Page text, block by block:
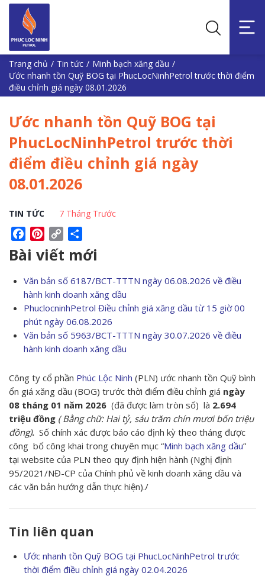
Trang chủ / Tin tức / Minh bạch xăng dầu /
Ước nhanh tồn Quỹ BOG tại PhucLocNinhPetrol trước thời điểm
điều chỉnh giá ngày 08.01.2026
Ước nhanh tồn Quỹ BOG tại
PhucLocNinhPetrol trước thời
điểm điều chỉnh giá ngày
08.01.2026
TIN TỨC 7 Tháng Trước
FacebookPinterest
Copy
Bài viết mới
Văn bản số 6187/BCT-TTTN ngày 06.08.2026 về điều
hành kinh doanh xăng dầu
PhuclocninhPetrol Điều chỉnh giá xăng dầu từ 15 giờ 00
phút ngày 06.08.2026
Văn bản số 5963/BCT-TTTN ngày 30.07.2026 về điều
hành kinh doanh xăng dầu
Công ty cổ phần Phúc Lộc Ninh (PLN) ước nhanh tồn Quỹ bình
ổn giá xăng dầu (BOG) trước thời điểm điều chỉnh giá ngày
08 tháng 01 năm 2026 (đã được làm tròn số) là 2.694
triệu đồng ( Bằng chữ: Hai tỷ, sáu trăm chín mươi bốn triệu
đồng). Số chính xác được báo cáo định kỳ theo tháng được
công bố công khai trong chuyên mục “Minh bạch xăng dầu”
tại website của PLN theo quy định hiện hành (Nghị định
95/2021/NĐ-CP của Chính phủ về kinh doanh xăng dầu và
các văn bản hướng dẫn thực hiện)./
Tin liên quan
Ước nhanh tồn Quỹ BOG tại PhucLocNinhPetrol trước
thời điểm điều chỉnh giá ngày 02.04.2026